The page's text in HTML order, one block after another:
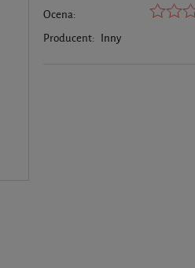
Ocena:
Producent: Inny